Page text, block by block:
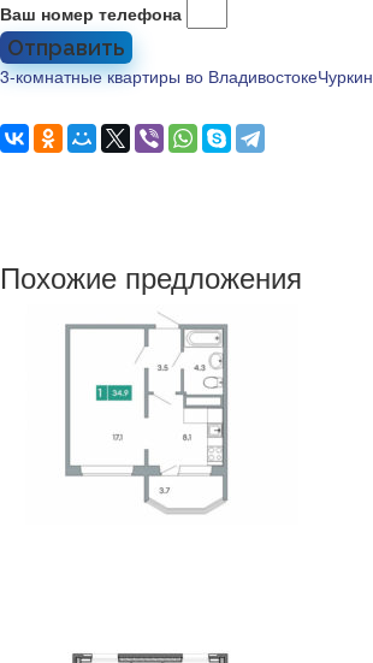
Ваш номер телефона
Отправить
3-комнатные квартиры во ВладивостокеЧуркин
Похожие предложения